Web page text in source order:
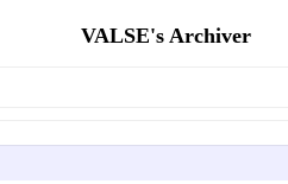
VALSE's Archiver